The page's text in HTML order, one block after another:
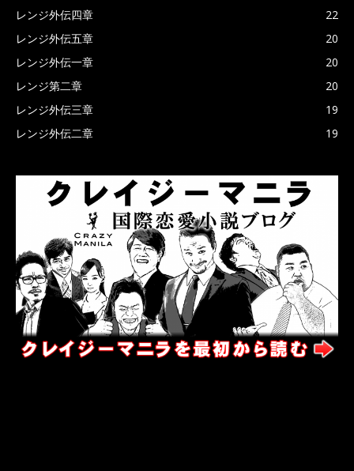
レンジ外伝四章
22
レンジ外伝五章
20
レンジ外伝一章
20
レンジ第二章
20
レンジ外伝三章
19
レンジ外伝二章
19